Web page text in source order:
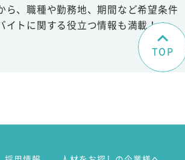
、職種や勤務地、期間など希望条件
イトに関する役立つ情報も満載！
TOP